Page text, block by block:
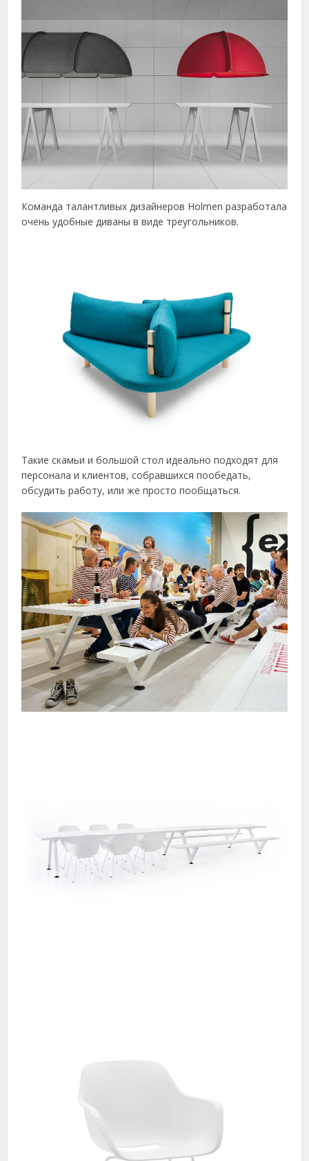
Команда талантливых дизайнеров Holmen разработала
очень удобные диваны в виде треугольников.
Такие скамьи и большой стол идеально подходят для
персонала и клиентов, собравшихся пообедать,
обсудить работу, или же просто пообщаться.